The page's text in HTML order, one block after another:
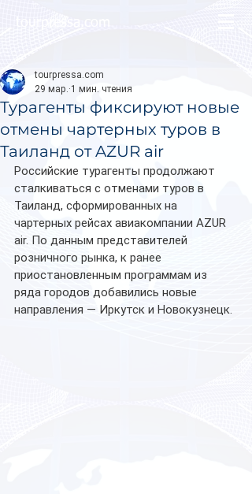
Турагенты фиксируют новые
отмены чартерных туров в
Таиланд от AZUR air
tourpressa.com
29 мар. 1 мин. чтения
Российские турагенты продолжают
сталкиваться с отменами туров в
Таиланд, сформированных на
чартерных рейсах авиакомпании AZUR
air. По данным представителей
розничного рынка, к ранее
приостановленным программам из
ряда городов добавились новые
направления — Иркутск и Новокузнецк.